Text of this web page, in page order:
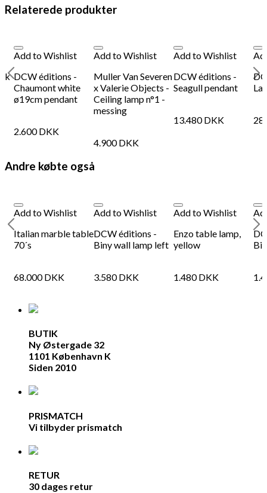
Relaterede produkter
Add to Wishlist
DCW éditions -
Chaumont white
ø19cm pendant
2.600DKK
Add to Wishlist
Muller Van Severen
x Valerie Objects -
Ceiling lamp n°1 -
messing
4.900DKK
Add to Wishlist
DCW éditions -
Seagull pendant
13.480DKK
Andre købte også
Add to Wishlist
Italian marble table
70´s
68.000DKK
Add to Wishlist
DCW éditions -
Biny wall lamp left
3.580DKK
Add to Wishlist
Enzo table lamp,
yellow
1.480DKK
BUTIK
Ny Østergade 32
1101 København K
Siden 2010
PRISMATCH
Vi tilbyder prismatch
RETUR
30 dages retur